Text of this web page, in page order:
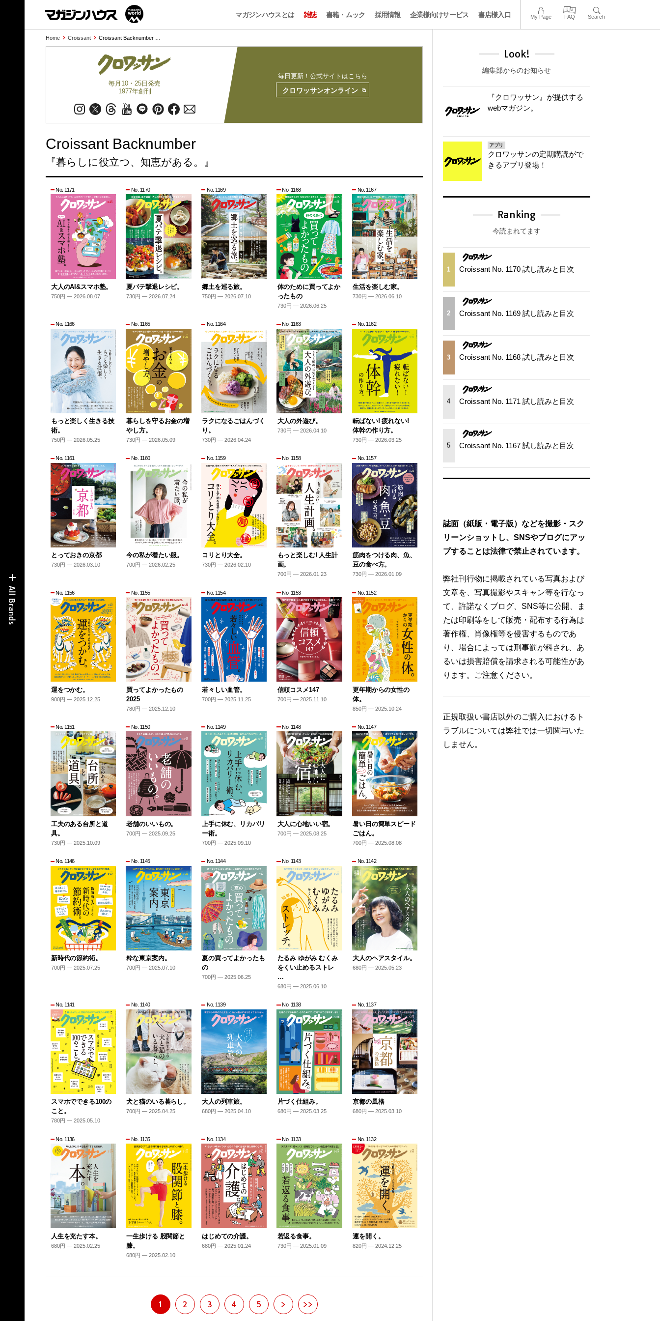
マガジンハウスとは 雑誌 書籍・ムック 採用情報 企業様向けサービス 書店様入口 My Page FAQ Search
Home Croissant Croissant Backnumber …
毎月10・25日発売
1977年創刊
毎日更新！公式サイトはこちら
クロワッサンオンライン
Croissant Backnumber
『暮らしに役立つ、知恵がある。』
No. 1171
大人のAI&スマホ塾。
750円 — 2026.08.07
No. 1170
夏バテ撃退レシピ。
730円 — 2026.07.24
No. 1169
郷土を巡る旅。
750円 — 2026.07.10
No. 1168
体のために買ってよか
ったもの
730円 — 2026.06.25
No. 1167
生活を楽しむ家。
730円 — 2026.06.10
No. 1166
もっと楽しく生きる技
術。
750円 — 2026.05.25
No. 1165
暮らしを守るお金の増
やし方。
730円 — 2026.05.09
No. 1164
ラクになるごはんづく
り。
730円 — 2026.04.24
No. 1163
大人の外遊び。
730円 — 2026.04.10
No. 1162
転ばない! 疲れない!
体幹の作り方。
730円 — 2026.03.25
No. 1161
とっておきの京都
730円 — 2026.03.10
No. 1160
今の私が着たい服。
700円 — 2026.02.25
No. 1159
コリとり大全。
730円 — 2026.02.10
No. 1158
もっと楽しむ! 人生計
画。
700円 — 2026.01.23
No. 1157
筋肉をつける肉、魚、
豆の食べ方。
730円 — 2026.01.09
No. 1156
運をつかむ。
900円 — 2025.12.25
No. 1155
買ってよかったもの
2025
780円 — 2025.12.10
No. 1154
若々しい血管。
700円 — 2025.11.25
No. 1153
信頼コスメ147
700円 — 2025.11.10
No. 1152
更年期からの女性の
体。
850円 — 2025.10.24
No. 1151
工夫のある台所と道
具。
730円 — 2025.10.09
No. 1150
老舗のいいもの。
700円 — 2025.09.25
No. 1149
上手に休む、リカバリ
ー術。
700円 — 2025.09.10
No. 1148
大人に心地いい宿。
700円 — 2025.08.25
No. 1147
暑い日の簡単スピード
ごはん。
700円 — 2025.08.08
No. 1146
新時代の節約術。
700円 — 2025.07.25
No. 1145
粋な東京案内。
700円 — 2025.07.10
No. 1144
夏の買ってよかったも
の
700円 — 2025.06.25
No. 1143
たるみ ゆがみ むくみ
をくい止めるストレ
…
680円 — 2025.06.10
No. 1142
大人のヘアスタイル。
680円 — 2025.05.23
No. 1141
スマホでできる100の
こと。
780円 — 2025.05.10
No. 1140
犬と猫のいる暮らし。
700円 — 2025.04.25
No. 1139
大人の列車旅。
680円 — 2025.04.10
No. 1138
片づく仕組み。
680円 — 2025.03.25
No. 1137
京都の風格
680円 — 2025.03.10
No. 1136
人生を充たす本。
680円 — 2025.02.25
No. 1135
一生歩ける 股関節と
膝。
680円 — 2025.02.10
No. 1134
はじめての介護。
680円 — 2025.01.24
No. 1133
若返る食事。
730円 — 2025.01.09
No. 1132
運を開く。
820円 — 2024.12.25
1 2 3 4 5 > >>
Look!
編集部からのお知らせ
『クロワッサン』が提供する
webマガジン。
アプリ
クロワッサンの定期購読がで
きるアプリ登場！
Ranking
今読まれてます
1 Croissant No. 1170 試し読みと目次
2 Croissant No. 1169 試し読みと目次
3 Croissant No. 1168 試し読みと目次
4 Croissant No. 1171 試し読みと目次
5 Croissant No. 1167 試し読みと目次
誌面（紙版・電子版）などを撮影・スク
リーンショットし、SNSやブログにアッ
プすることは法律で禁止されています。
弊社刊行物に掲載されている写真および
文章を、写真撮影やスキャン等を行なっ
て、許諾なくブログ、SNS等に公開、ま
たは印刷等をして販売・配布する行為は
著作権、肖像権等を侵害するものであ
り、場合によっては刑事罰が科され、あ
るいは損害賠償を請求される可能性があ
ります。ご注意ください。
正規取扱い書店以外のご購入におけるト
ラブルについては弊社では一切関与いた
しません。